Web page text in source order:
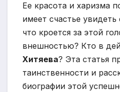
Ее красота и харизма
имеет счастье
что кроется за этой
внешностью? Кто в
Хитяева? Эта статья
таинственности и
биографии этой